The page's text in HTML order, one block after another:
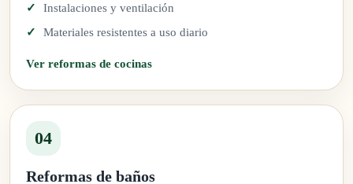
Instalaciones y ventilación
Materiales resistentes a uso diario
Ver reformas de cocinas
04
Reformas de baños